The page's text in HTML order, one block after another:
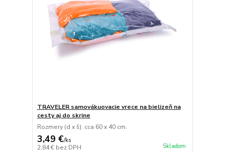
TRAVELER samovákuovacie vrece na bielizeň na
cesty aj do skrine
Rozmery (d x š): cca 60 x 40 cm.
3,49 €/ks
2,84 € bez DPH Skladom